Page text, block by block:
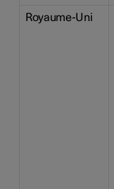
Royaume-Uni